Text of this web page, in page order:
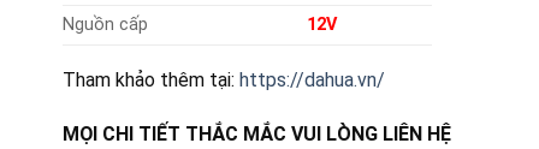
Nguồn cấp
12V
Tham khảo thêm tại: https://dahua.vn/
MỌI CHI TIẾT THẮC MẮC VUI LÒNG LIÊN HỆ